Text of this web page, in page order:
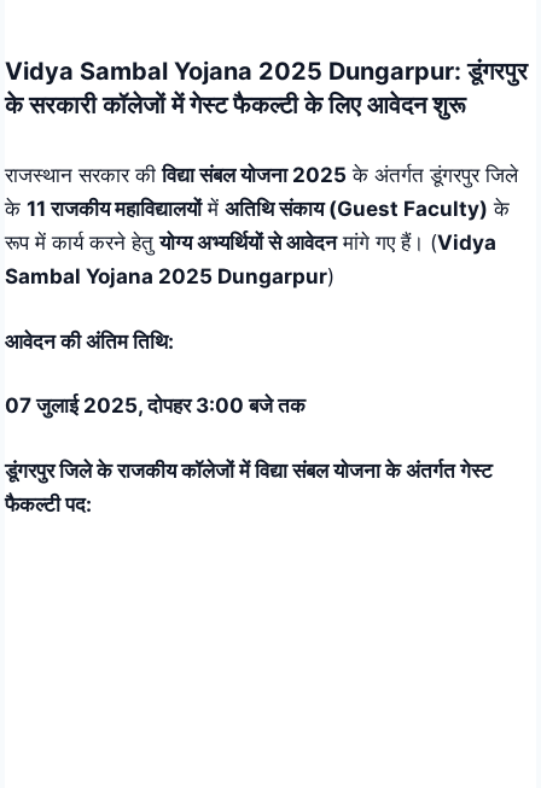
content
Vidya Sambal Yojana 2025 Dungarpur: डूंगरपुर
के सरकारी कॉलेजों में गेस्ट फैकल्टी के लिए आवेदन शुरू
राजस्थान सरकार कीविद्या संबल योजना 2025 के अंतर्गत डूंगरपुर जिले
के 11 राजकीय महाविद्यालयोंमें अतिथि संकाय (Guest Faculty) के
रूप में कार्य करने हेतुयोग्य अभ्यर्थियों से आवेदनमांगे गए हैं। (Vidya
Sambal Yojana 2025 Dungarpur)
आवेदन की अंतिम तिथि:
07 जुलाई 2025, दोपहर 3:00 बजे तक
डूंगरपुर जिले के राजकीय कॉलेजों में विद्या संबल योजना के अंतर्गतगेस्ट
फैकल्टीपद: